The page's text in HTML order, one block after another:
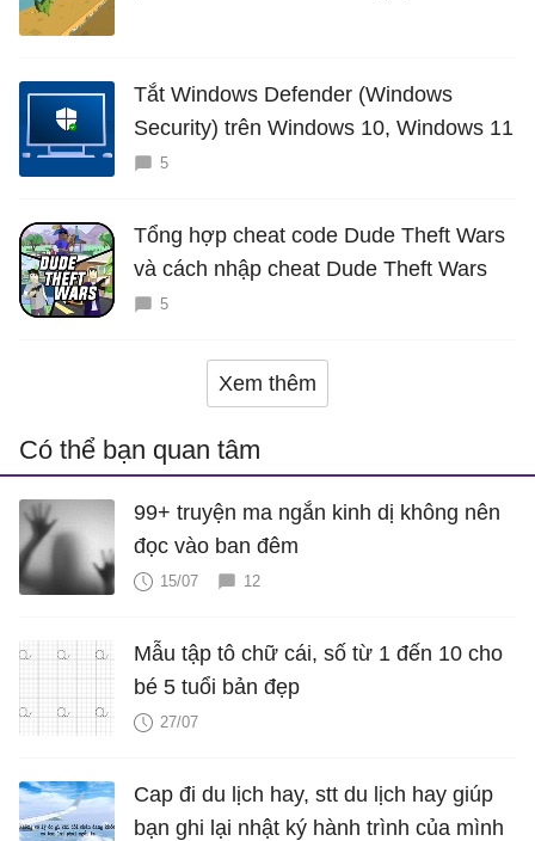
Tắt Windows Defender (Windows
Security) trên Windows 10, Windows 11
5
Tổng hợp cheat code Dude Theft Wars
và cách nhập cheat Dude Theft Wars
5
Xem thêm
Có thể bạn quan tâm
99+ truyện ma ngắn kinh dị không nên
đọc vào ban đêm
15/07 12
Mẫu tập tô chữ cái, số từ 1 đến 10 cho
bé 5 tuổi bản đẹp
27/07
Cap đi du lịch hay, stt du lịch hay giúp
bạn ghi lại nhật ký hành trình của mình